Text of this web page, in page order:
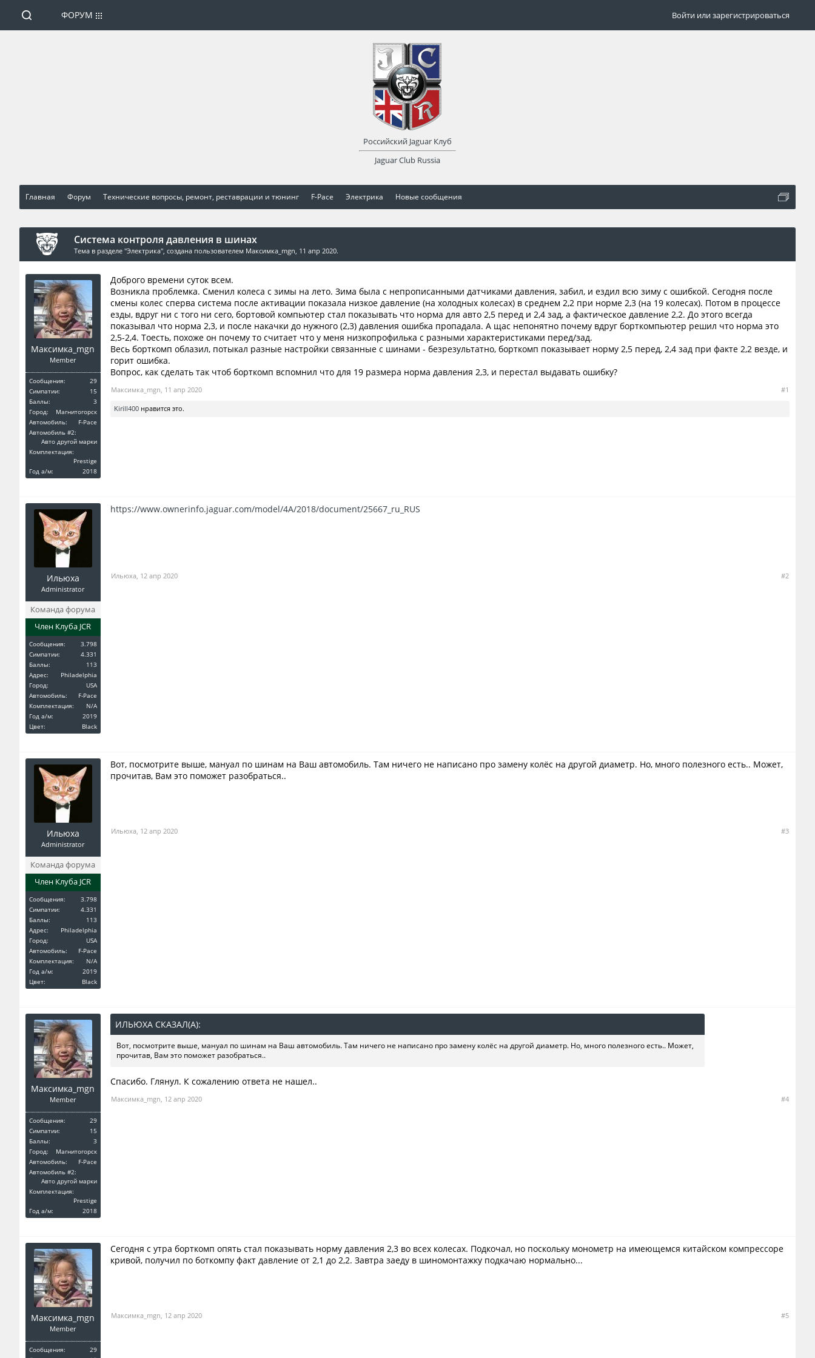
Главная Форум Технические вопросы, ремонт, реставрации и тюнинг F-Pace Электрика Новые сообщения
Система контроля давления в шинах
Тема в разделе "Электрика", создана пользователем Максимка_mgn, 11 апр 2020.
Максимка_mgn
Member
Сообщения:
29
Симпатии:
15
Баллы:
3
Город:
Магнитогорск
Автомобиль:
F-Pace
Автомобиль #2:
Авто другой марки
Комплектация:
Prestige
Год a/м:
2018
Доброго времени суток всем.
Возникла проблемка. Сменил колеса с зимы на лето. Зима была с непрописанными датчиками давления, забил, и ездил всю зиму с ошибкой. Сегодня после
смены колес сперва система после активации показала низкое давление (на холодных колесах) в среднем 2,2 при норме 2,3 (на 19 колесах). Потом в процессе
езды, вдруг ни с того ни сего, бортовой компьютер стал показывать что норма для авто 2,5 перед и 2,4 зад, а фактическое давление 2,2. До этого всегда
показывал что норма 2,3, и после накачки до нужного (2,3) давления ошибка пропадала. А щас непонятно почему вдруг борткомпьютер решил что норма это
2,5-2,4. Тоесть, похоже он почему то считает что у меня низкопрофилька с разными характеристиками перед/зад.
Весь борткомп облазил, потыкал разные настройки связанные с шинами - безрезультатно, борткомп показывает норму 2,5 перед, 2,4 зад при факте 2,2 везде, и
горит ошибка.
Вопрос, как сделать так чтоб борткомп вспомнил что для 19 размера норма давления 2,3, и перестал выдавать ошибку?
Максимка_mgn, 11 апр 2020 #1
Kirill400нравится это.
Ильюха
Administrator
Команда форума
Член Клуба JCR
Сообщения:
3.798
Симпатии:
4.331
Баллы:
113
Адрес:
Philadelphia
Город:
USA
Автомобиль:
F-Pace
Комплектация:
N/A
Год a/м:
2019
Цвет:
Black
https://www.ownerinfo.jaguar.com/model/4A/2018/document/25667_ru_RUS
Ильюха, 12 апр 2020 #2
Ильюха
Administrator
Команда форума
Член Клуба JCR
Сообщения:
3.798
Симпатии:
4.331
Баллы:
113
Адрес:
Philadelphia
Город:
USA
Автомобиль:
F-Pace
Комплектация:
N/A
Год a/м:
2019
Цвет:
Black
Вот, посмотрите выше, мануал по шинам на Ваш автомобиль. Там ничего не написано про замену колёс на другой диаметр. Но, много полезного есть.. Может,
прочитав, Вам это поможет разобраться..
Ильюха, 12 апр 2020 #3
Максимка_mgn
Member
Сообщения:
29
Симпатии:
15
Баллы:
3
Город:
Магнитогорск
Автомобиль:
F-Pace
Автомобиль #2:
Авто другой марки
Комплектация:
Prestige
Год a/м:
2018
ИЛЬЮХА СКАЗАЛ(А):
Вот, посмотрите выше, мануал по шинам на Ваш автомобиль. Там ничего не написано про замену колёс на другой диаметр. Но, много полезного есть.. Может,
прочитав, Вам это поможет разобраться..
Спасибо. Глянул. К сожалению ответа не нашел..
Максимка_mgn, 12 апр 2020 #4
Максимка_mgn
Member
Сообщения:
29
Сегодня с утра борткомп опять стал показывать норму давления 2,3 во всех колесах. Подкочал, но поскольку монометр на имеющемся китайском компрессоре
кривой, получил по боткомпу факт давление от 2,1 до 2,2. Завтра заеду в шиномонтажку подкачаю нормально...
Максимка_mgn, 12 апр 2020 #5
ФОРУМ
Российский Jaguar Клуб
Jaguar Club Russia
Войти или зарегистрироваться